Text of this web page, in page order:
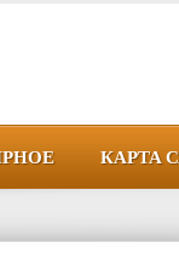
КАРТА